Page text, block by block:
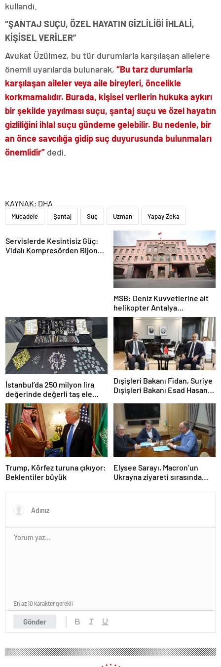
kullandı.
“ŞANTAJ SUÇU, ÖZEL HAYATIN GİZLİLİĞİ İHLALİ,
KİŞİSEL VERİLER”
Avukat Üzülmez, bu tür durumlarla karşılaşan ailelere
önemli uyarılarda bulunarak, “Bu tarz durumlarla
karşılaşan aileler veya aile bireyleri, öncelikle
korkmamalıdır. Burada, kişisel verilerin hukuka aykırı
bir şekilde yayılması suçu, şantaj suçu ve özel hayatın
gizliliğini ihlal suçu gündeme gelebilir. Bu nedenle, bir
an önce savcılığa gidip suç duyurusunda bulunmaları
önemlidir” dedi.
KAYNAK: DHA
Mücadele Şantaj Suç Uzman Yapay Zeka
Servislerde Kesintisiz Güç:
Vidalı Kompresörden Bijon
MSB: Deniz Kuvvetlerine ait
helikopter Antalya
açıklarında acil iniş yaptı
İstanbul’da 250 milyon lira
değerinde değerli taş ele
geçirildi
Dışişleri Bakanı Fidan, Suriye
Dışişleri Bakanı Esad Hasan
Trump, Körfez turuna çıkıyor:
Beklentiler büyük
Elysee Sarayı, Macron’un
Ukrayna ziyareti sırasında
iddiasını yalanladı
Gönder
En az 10 karakter gerekli